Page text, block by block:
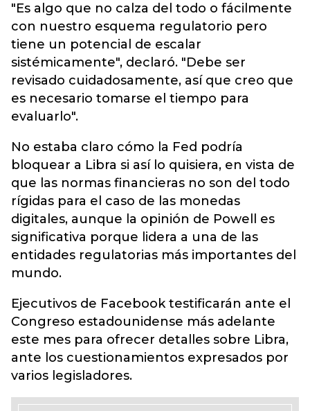
"Es algo que no calza del todo o fácilmente
con nuestro esquema regulatorio pero
tiene un potencial de escalar
sistémicamente", declaró. "Debe ser
revisado cuidadosamente, así que creo que
es necesario tomarse el tiempo para
evaluarlo".
No estaba claro cómo la Fed podría
bloquear a Libra si así lo quisiera, en vista de
que las normas financieras no son del todo
rígidas para el caso de las monedas
digitales, aunque la opinión de Powell es
significativa porque lidera a una de las
entidades regulatorias más importantes del
mundo.
Ejecutivos de Facebook testificarán ante el
Congreso estadounidense más adelante
este mes para ofrecer detalles sobre Libra,
ante los cuestionamientos expresados por
varios legisladores.